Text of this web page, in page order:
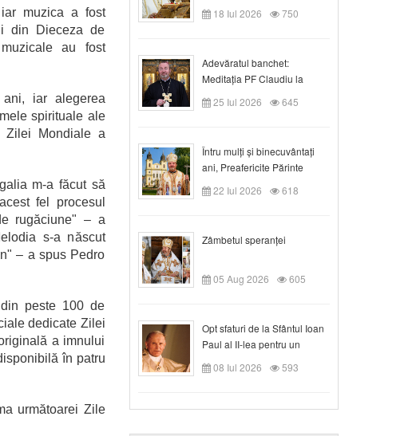
muzica a fost
din Dieceza de
au fost
iar alegerea
spirituale ale
Zilei Mondiale a
m-a făcut să
fel procesul
rugăciune" – a
s-a născut
– a spus Pedro
peste 100 de
dedicate Zilei
a imnului
în patru
următoarei Zile
duminica a VII-a după Rusalii
18 Iul 2026 750
Adevăratul banchet:
Meditația PF Claudiu la
Duminica a VIII-a după
Rusalii
25 Iul 2026 645
Întru mulți și binecuvântați
ani, Preafericite Părinte
Claudiu!
22 Iul 2026 618
Zâmbetul speranței
05 Aug 2026 605
Opt sfaturi de la Sfântul Ioan
Paul al II-lea pentru un
creștin
08 Iul 2026 593